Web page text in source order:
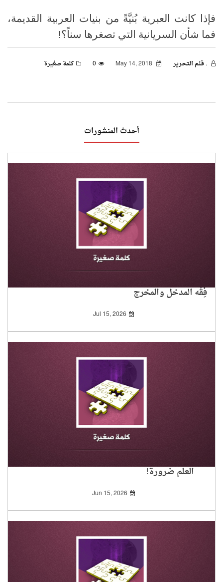
فإذا كانت العبرية بُنيَّةً من بنيات العربية القديمة،
فما شأن السريانية التي تصغرها سناً؟!
. قـلـم الـتحـرير 0 كلمة صغيرة
أحدث المنشورات
فِقْه المدخل والمخرج
Jul 15, 2026
العلم ضرورة!
Jun 15, 2026